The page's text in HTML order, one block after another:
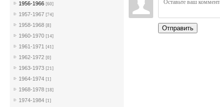
1956-1966 [60]
1957-1967 [74]
1958-1968 [8]
1960-1970 [14]
1961-1971 [41]
1962-1972 [0]
1963-1973 [21]
1964-1974 [1]
1968-1978 [18]
1974-1984 [1]
Отправить